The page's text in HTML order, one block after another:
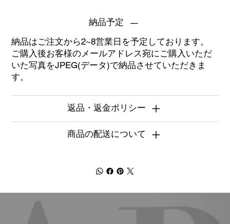
納品予定
納品はご注文から2~8営業日を予定しております。
ご購入後お客様のメールアドレス宛にご購入いただ
いた写真をJPEG(データ)で納品させていただきま
す。
返品・返金ポリシー
商品の配送について